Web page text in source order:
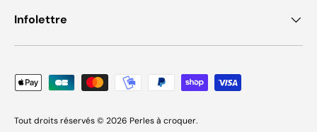
Infolettre
Moyens de paiement acceptés
Tout droits réservés © 2026 Perles à croquer.